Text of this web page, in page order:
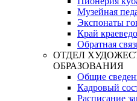
Музейная
Экспонаты
Край
Обратная
ОТДЕЛ
ОБРАЗОВАНИЯ
Общие
Кадровый
Расписание